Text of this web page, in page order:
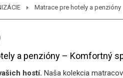
Matrace pre hotely a penzióny
a penzióny – Komfortný
hostí. Naša kolekcia